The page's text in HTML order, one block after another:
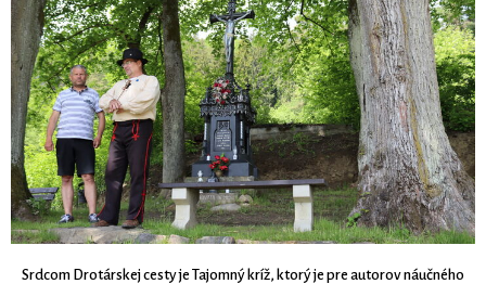
Srdcom Drotárskej cesty je Tajomný kríž, ktorý je pre autorov náučného